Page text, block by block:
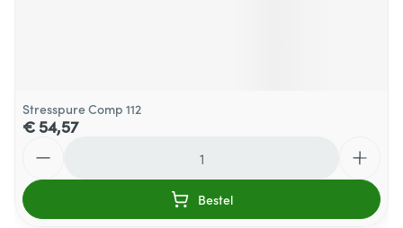
Stresspure Comp 112
€ 54,57
Bestel